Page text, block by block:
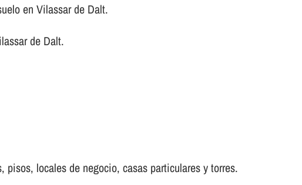
en Vilassar de Dalt.
de Dalt.
locales de negocio, casas particulares y torres.